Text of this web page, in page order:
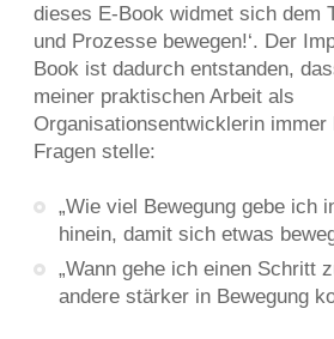
dieses E-Book widmet sich dem
und Prozesse bewegen!‘. Der
Book ist dadurch entstanden,
meiner praktischen Arbeit als
Organisationsentwicklerin immer
Fragen stelle:
„Wie viel Bewegung gebe ich
hinein, damit sich etwas
„Wann gehe ich einen Schritt
andere stärker in Bewegung